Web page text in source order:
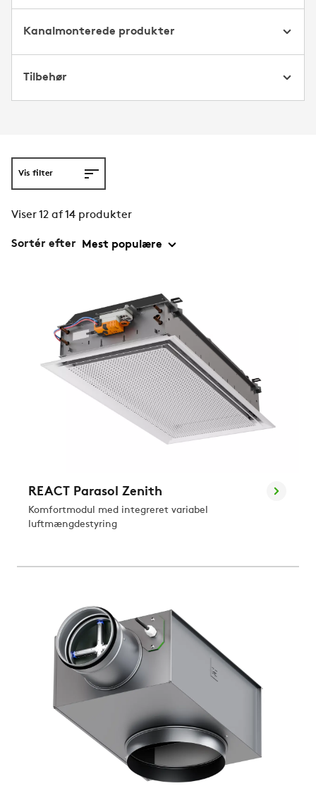
Kanalmonterede produkter
Tilbehør
Vis filter
Viser 12 af 14 produkter
Sortér efter
REACT Parasol Zenith
Komfortmodul med integreret variabel
luftmængdestyring